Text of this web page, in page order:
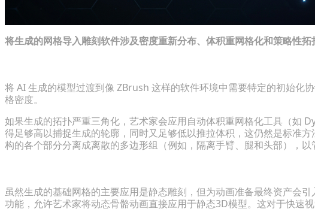
将生成的网格导入雕刻软件涉及密度重新分布、体积重网格化和策略性
将 AI 生成的模型过渡到像 ZBrush 这样的软件环境中需要特定的初始化
格密度。
如果生成的拓扑严重三角化，艺术家会应用自动体积重网格化工具（如
得足够高以捕捉生成的轮廓，同时又足够低以推拉体积，这仍然是标准
构的各个部分分离成离散的多边形组（例如，隔离手臂、腿和头部），
虽然生成的基础网格的主要应用是静态雕刻，但为动画准备最终资产会
功能，允许艺术家将动态骨骼动画直接应用于静态3D模型。这对于快速